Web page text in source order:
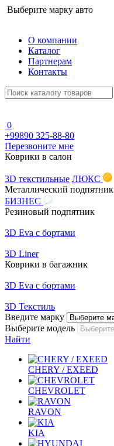
Выберите марку авто
О компании
Каталог
Партнерам
Контакты
0
+99890 325-88-80
Перезвоните мне
Коврики в салон
3D текстильные ЛЮКС
Металлический подпятник
БИЗНЕС
Резиновый подпятник
3D Eva с бортами
3D Liner
Коврики в багажник
3D Eva с бортами
3D Текстиль
Введите марку
Выберите модель
Найти
CHERY / EXEED
CHEVROLET
RAVON
KIA